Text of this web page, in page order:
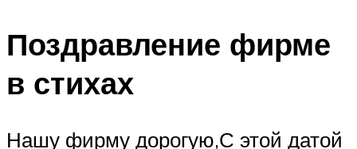
Поздравление фирме
в стихах
Нашу фирму дорогую,С этой датой